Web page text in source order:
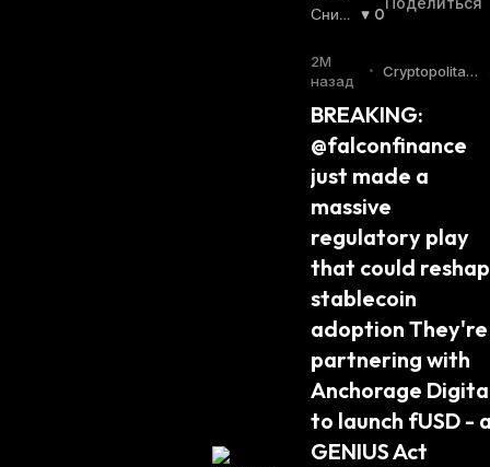
О
Ы
Ш
Ю
Щ
И
Й
С
Я
Сниж
Йся
0
2М
назад
•
Cryptopolitan
BREAKING:
@falconfinance
just made a
massive
regulatory play
that could
stablecoin
adoption They're
partnering with
Anchorage
to launch fUSD -
GENIUS Act